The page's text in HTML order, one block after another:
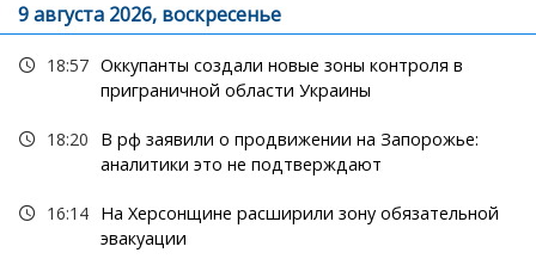
9 августа 2026, воскресенье
18:57 Оккупанты создали новые зоны контроля в
приграничной области Украины
18:20
В рф заявили о продвижении на Запорожье:
аналитики это не подтверждают
16:14 На Херсонщине расширили зону обязательной
эвакуации